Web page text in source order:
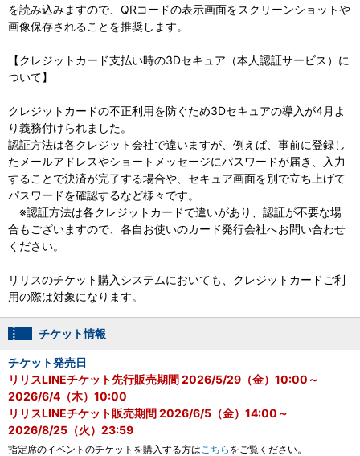
を読み込みますので、QRコードの表示画面をスクリーンショットや
画像保存されることを推奨します。
【クレジットカード支払い時の3Dセキュア（本人認証サービス）に
ついて】
クレジットカードの不正利用を防ぐため3Dセキュアの導入が4月よ
り義務付けられました。
認証方法は各クレジット会社で違いますが、例えば、事前に登録し
たメールアドレスやショートメッセージにパスワードが届き、入力
することで決済が完了する場合や、セキュア画面を別で立ち上げて
パスワードを確認するなど様々です。
※認証方法は各クレジットカードで違いがあり、認証が不要な場
合もございますので、各自お使いのカード発行会社へお問い合わせ
ください。
リリスのチケット購入システムにおいても、クレジットカードご利
用の際は対象になります。
チケット情報
チケット発売日
リリスLINEチケット先行販売期間 2026/5/29（金）10:00～
2026/6/4（木）10:00
リリスLINEチケット販売期間 2026/6/5（金）14:00～
2026/8/25（火）23:59
指定席のイベントのチケットを購入する方は こちら をご覧ください。